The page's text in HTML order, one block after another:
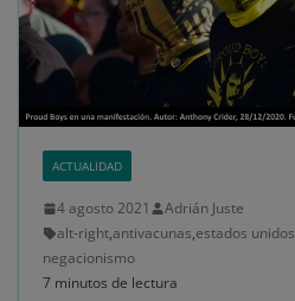
ACTUALIDAD
4 agosto 2021
Adrián Juste
alt-right,antivacunas,estados unidos
negacionismo
7 minutos de lectura